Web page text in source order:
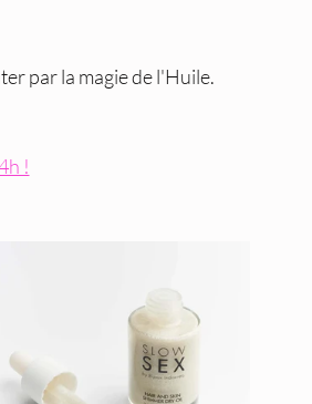
par la magie de l'Huile.
!